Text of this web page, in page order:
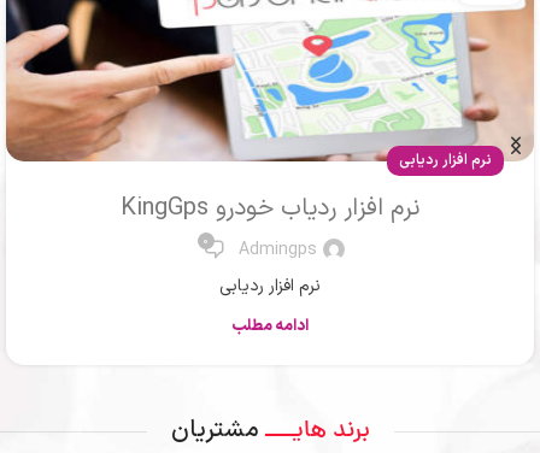
مقالات
ردیاب ماشین یا جی پی اس خودرو
Mr .Ahmadi
0
ردیاب یا جی پی اس
ادامه مطلب
برند هایــــ مشتریان